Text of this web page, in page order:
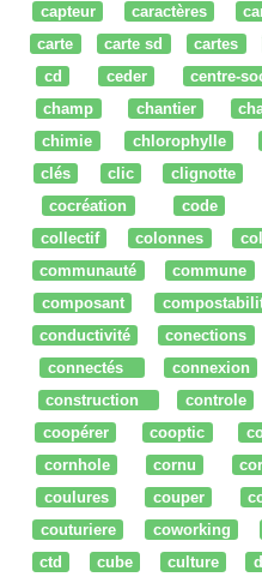
capteur
caractères
carte
carte sd cartes
cd
ceder centre-
champ
chantier
chimie
chlorophylle
clés
clic clignotte
cocréation
code
collectif
colonnes
communauté
commune
composant
conductivité
conections
connectés
connexion
construction
controle
coopérer
cooptic
cornhole
cornu
coulures
couper
couturiere
coworking
ctd
cube culture